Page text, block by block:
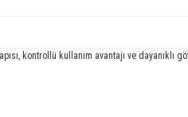
kontrollü kullanım avantajı ve dayanıklı